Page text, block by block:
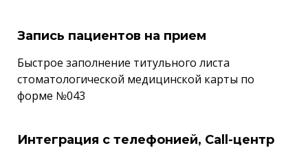
Запись пациентов на прием
Быстрое заполнение титульного листа
стоматологической медицинской карты по
форме №043
Интеграция с телефонией, Call-центр